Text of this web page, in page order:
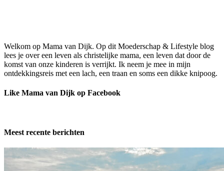
Welkom op Mama van Dijk. Op dit Moederschap & Lifestyle blog
lees je over een leven als christelijke mama, een leven dat door de
komst van onze kinderen is verrijkt. Ik neem je mee in mijn
ontdekkingsreis met een lach, een traan en soms een dikke knipoog.
Like Mama van Dijk op Facebook
Meest recente berichten